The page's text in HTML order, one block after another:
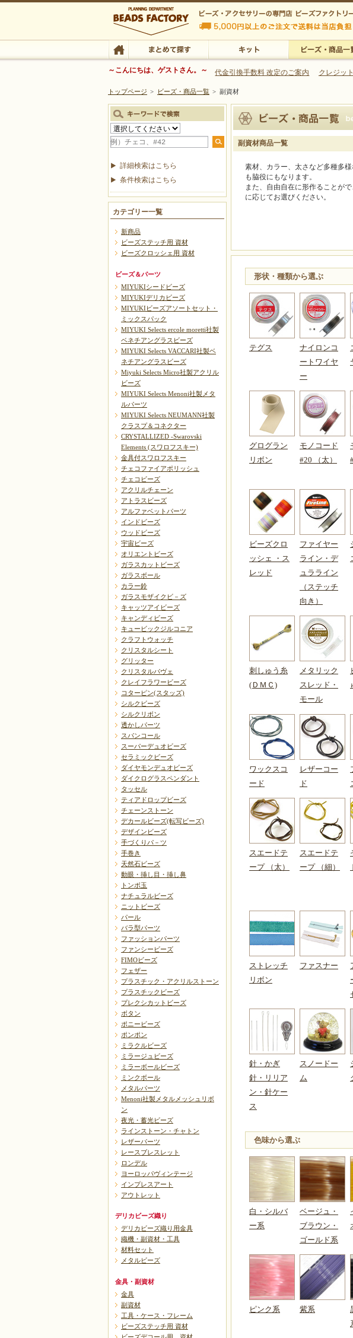
ビーズファクトリー ビーズ・パーツ・金具など・アクセサリーの専門店
ビーズ・アクセサリーの専門店 ビーズファクト
ビーズ・アクセサリーの専門店 ビーズファクトリー 5,000円以上のご注文で
TOP まとめて探す
～こんにちは、ゲストさん。～ 代金引換手数料 改定のご案内 クレジッ
トップページ > ビーズ・商品一覧 > 副資材
副資材商品一覧
素材、カラー、太さなど多種多
も脇役にもなります。
また、自由自在に形作ることが
に応じてお選びください。
形状・種類から選ぶ
テグス
ナイロンコ
ートワイヤ
ー
グログラン
リボン
モノコード
#20 （太）
ビーズクロ
ッシェ ・ス
レッド
ファイヤー
ライン・デ
ュラライン
（ステッチ
向き）
刺しゅう糸
(ＤＭＣ)
メタリック
スレッド・
モール
ワックスコ
ード
レザーコー
ド
スエードテ
ープ （太）
スエードテ
ープ （細）
ストレッチ
リボン
ファスナー
針・かぎ
針・リリア
ン・針ケー
ス
スノードー
ム
色味から選ぶ
白・シルバ
ー系
ベージュ・
ブラウン・
ゴールド系
ピンク系 紫系
詳細検索はこちら
条件検索はこちら
カテゴリー一覧
新商品
ビーズステッチ用 資材
ビーズクロッシェ用 資材
ビーズ＆パーツ
MIYUKIシードビーズ
MIYUKIデリカビーズ
MIYUKIビーズアソートセット・
ミックスパック
MIYUKI Selects ercole moretti社製
ベネチアングラスビーズ
MIYUKI Selects VACCARI社製ベ
ネチアングラスビーズ
Miyuki Selects Micro社製アクリル
ビーズ
MIYUKI Selects Menoni社製メタ
ルパーツ
MIYUKI Selects NEUMANN社製
クラスプ＆コネクター
CRYSTALLIZED -Swarovski
Elements (スワロフスキー)
金具付スワロフスキー
チェコファイアポリッシュ
チェコビーズ
アクリルチェーン
アトラスビーズ
アルファベットパーツ
インドビーズ
ウッドビーズ
宇宙ビーズ
オリエントビーズ
ガラスカットビーズ
ガラスボール
カラー鈴
ガラスモザイクビ－ズ
キャッツアイビーズ
キャンディビーズ
キュービックジルコニア
クラフトウォッチ
クリスタルシート
グリッター
クリスタルパヴェ
クレイフラワービーズ
コターピン(スタッズ)
シルクビーズ
シルクリボン
透かしパーツ
スパンコール
スーパーデュオビーズ
セラミックビーズ
ダイヤモンデュオビーズ
ダイクログラスペンダント
タッセル
ティアドロップビーズ
チェーンストーン
デカールビーズ(転写ビーズ)
デザインビーズ
手づくりパ－ツ
手巻き
天然石ビーズ
動眼・挿し目・挿し鼻
トンボ玉
ナチュラルビーズ
ニットビーズ
パール
バラ型パーツ
ファッションパーツ
ファンシービーズ
FIMOビーズ
フェザー
プラスチック・アクリルストーン
プラスチックビーズ
プレクシカットビーズ
ボタン
ポニービーズ
ポンポン
ミラクルビーズ
ミラージュビーズ
ミラーボールビーズ
ミンクボール
メタルパーツ
Menoni社製メタルメッシュリボ
ン
夜光・蓄光ビーズ
ラインストーン・チャトン
レザーパーツ
レースブレスレット
ロンデル
ヨーロッパヴィンテージ
インプレスアート
アウトレット
デリカビーズ織り
デリカビーズ織り用金具
織機・副資材・工具
材料セット
メタルビーズ
金具・副資材
金具
副資材
工具・ケース・フレーム
ビーズステッチ用 資材